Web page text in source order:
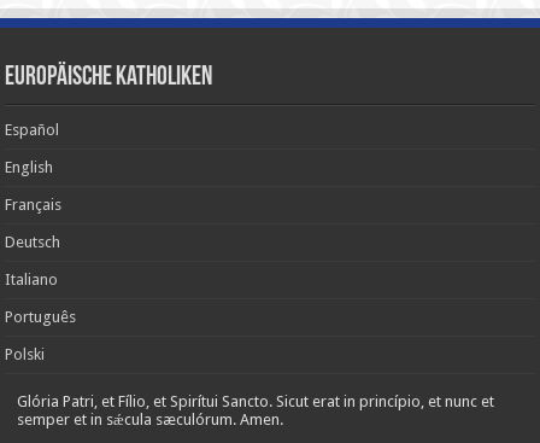
Europäische Katholiken
Español
English
Français
Deutsch
Italiano
Português
Polski
Glória Patri, et Fílio, et Spirítui Sancto. Sicut erat in princípio, et nunc et
semper et in sǽcula sæculórum. Amen.